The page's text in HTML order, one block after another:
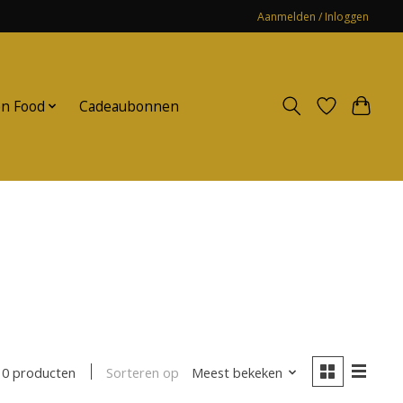
Aanmelden / Inloggen
Food Cadeaubonnen
0 producten Sorteren op Meest bekeken